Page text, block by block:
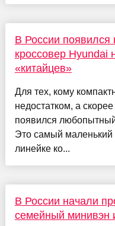
В России
кроссовер Hyundai
«китайцев»
Для тех, кому
недостатком, а
появился
Это самый маленький
линейке ко...
В России начали
семейный минивэн